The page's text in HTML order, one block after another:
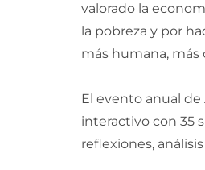
valorado la
la pobreza y por
más humana, más
El evento anual
interactivo con 35
reflexiones,